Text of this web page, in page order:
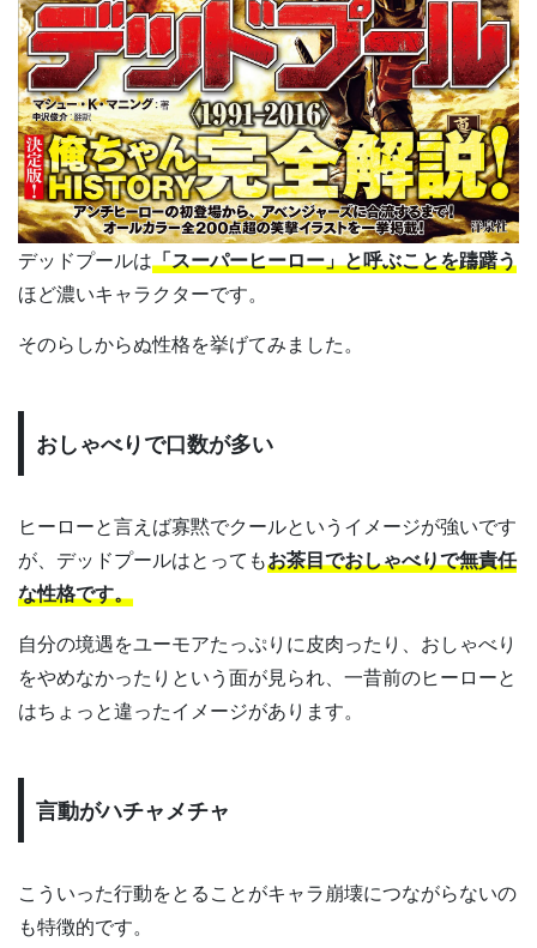
デッドプールは「スーパーヒーロー」と呼ぶことを躊躇う
ほど濃いキャラクターです。
そのらしからぬ性格を挙げてみました。
おしゃべりで口数が多い
ヒーローと言えば寡黙でクールというイメージが強いです
が、デッドプールはとってもお茶目でおしゃべりで無責任
な性格です。
自分の境遇をユーモアたっぷりに皮肉ったり、おしゃべり
をやめなかったりという面が見られ、一昔前のヒーローと
はちょっと違ったイメージがあります。
言動がハチャメチャ
こういった行動をとることがキャラ崩壊につながらないの
も特徴的です。